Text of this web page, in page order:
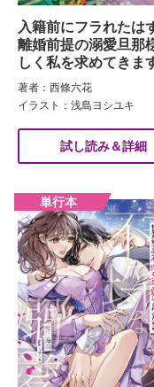
入籍前にフラれたは
離婚前提の溺愛旦那
しく私を求めてきま
著者：西條六花
イラスト：浅島ヨシユキ
試し読み＆詳細